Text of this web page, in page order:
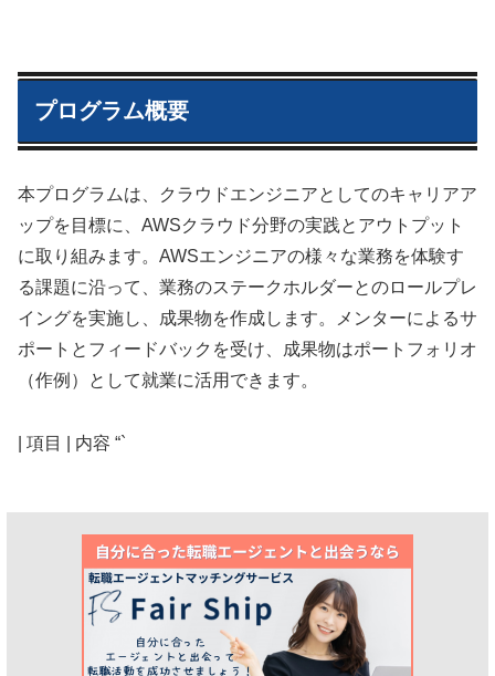
プログラム概要
本プログラムは、クラウドエンジニアとしてのキャリアア
ップを目標に、AWSクラウド分野の実践とアウトプット
に取り組みます。AWSエンジニアの様々な業務を体験す
る課題に沿って、業務のステークホルダーとのロールプレ
イングを実施し、成果物を作成します。メンターによるサ
ポートとフィードバックを受け、成果物はポートフォリオ
（作例）として就業に活用できます。
| 項目 | 内容